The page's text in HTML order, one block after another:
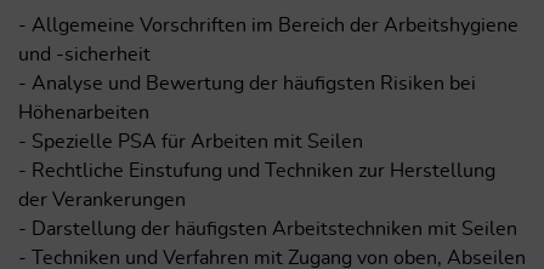
- Allgemeine Vorschriften im Bereich der Arbeitshygiene
und -sicherheit
- Analyse und Bewertung der häufigsten Risiken bei
Höhenarbeiten
- Spezielle PSA für Arbeiten mit Seilen
- Rechtliche Einstufung und Techniken zur Herstellung
der Verankerungen
- Darstellung der häufigsten Arbeitstechniken mit Seilen
- Techniken und Verfahren mit Zugang von oben, Abseilen